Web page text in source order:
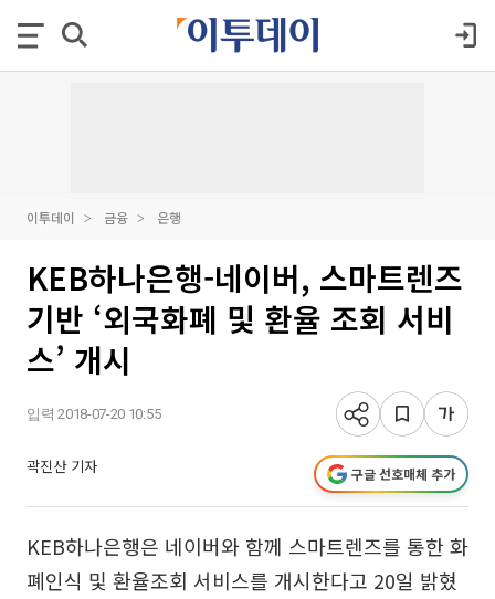
이투데이 금융 은행
KEB하나은행-네이버, 스마트렌즈
기반 ‘외국화폐 및 환율 조회 서비
스’ 개시
입력 2018-07-20 10:55
곽진산 기자 구글 선호매체 추가
KEB하나은행은 네이버와 함께 스마트렌즈를 통한 화
폐인식 및 환율조회 서비스를 개시한다고 20일 밝혔